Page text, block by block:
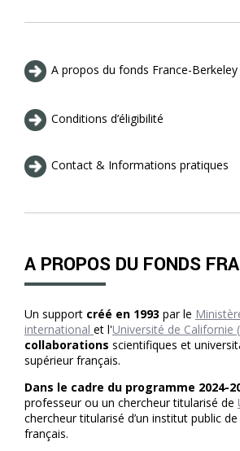
A propos du fonds France-Berkeley
Conditions d’éligibilité
Contact & Informations pratiques
A PROPOS DU FONDS
Un support créé en 1993 par le
international et l'Université de Californie
collaborations scientifiques et
supérieur français.
Dans le cadre du programme 2024-
professeur ou un chercheur titularisé de
chercheur titularisé d’un institut public
français.